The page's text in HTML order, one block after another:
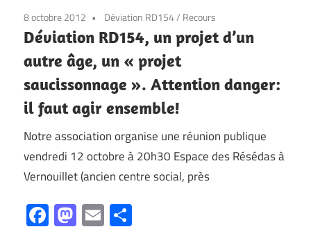
8 octobre 2012 Déviation RD154/ Recours
Déviation RD154, un projet d’un
autre âge, un « projet
saucissonnage ». Attention danger:
il faut agir ensemble!
Notre association organise une réunion publique
vendredi 12 octobre à 20h30 Espace des Résédas à
Vernouillet (ancien centre social, près
Facebook
Mastodon
Email